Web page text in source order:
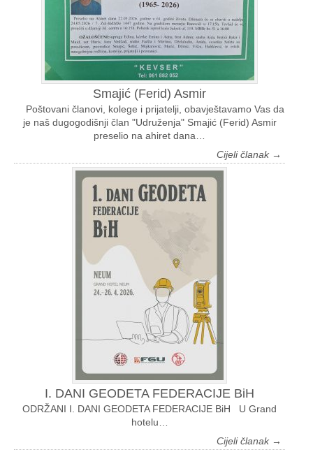
Smajić (Ferid) Asmir
Poštovani članovi, kolege i prijatelji, obavještavamo Vas da
je naš dugogodišnji član "Udruženja" Smajić (Ferid) Asmir
preselio na ahiret dana…
Cijeli članak →
I. DANI GEODETA FEDERACIJE BiH
ODRŽANI I. DANI GEODETA FEDERACIJE BiH U Grand
hotelu…
Cijeli članak →